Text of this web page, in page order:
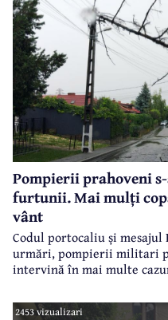
Pompierii prahoveni
furtunii. Mai mulți
vânt
Codul portocaliu și mesajul
urmări, pompierii militari
intervină în mai multe
2453 vizualizari